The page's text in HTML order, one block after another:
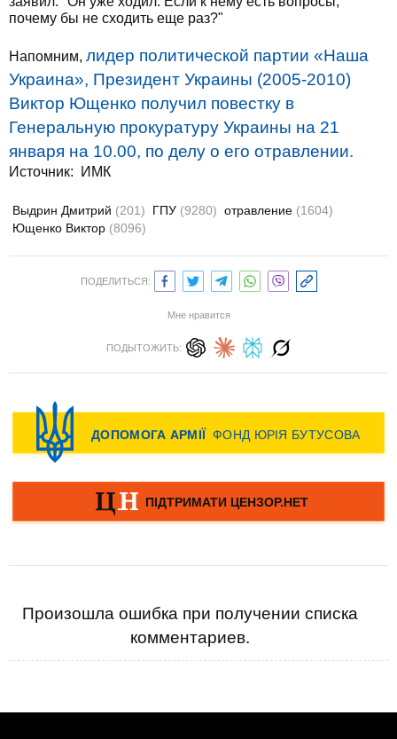
почему бы не сходить еще раз?"
Напомним, лидер политической партии «Наша
Украина», Президент Украины (2005-2010)
Виктор Ющенко получил повестку в
Генеральную прокуратуру Украины на 21
января на 10.00, по делу о его отравлении.
Источник: ИМК
Выдрин Дмитрий (201) ГПУ (9280) отравление (1604)
Ющенко Виктор (8096)
ПОДЕЛИТЬСЯ:
Мне нравится
ПОДЫТОЖИТЬ:
Произошла ошибка при получении списка
комментариев.